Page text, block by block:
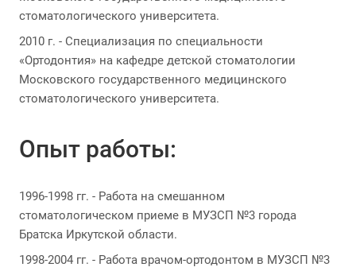
стоматологического университета.
2010 г. - Специализация по специальности
«Ортодонтия» на кафедре детской стоматологии
Московского государственного медицинского
стоматологического университета.
Опыт работы:
1996-1998 гг. - Работа на смешанном
стоматологическом приеме в МУЗСП №3 города
Братска Иркутской области.
1998-2004 гг. - Работа врачом-ортодонтом в МУЗСП №3